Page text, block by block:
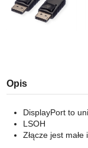
Opis
DisplayPort to
LSOH
Złącze jest